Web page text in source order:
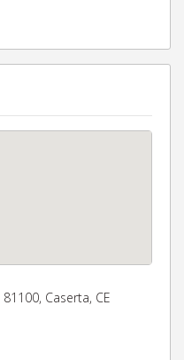
81100, Caserta, CE